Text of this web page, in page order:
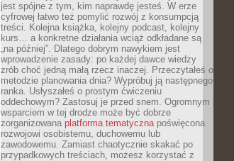
jest spójne z tym, kim naprawdę jesteś. W erze
cyfrowej łatwo też pomylić rozwój z konsumpcją
treści. Kolejna książka, kolejny podcast, kolejny
kurs… a konkretne działania wciąż odkładane są
„na później”. Dlatego dobrym nawykiem jest
wprowadzenie zasady: po każdej dawce wiedzy
zrób choć jedną małą rzecz inaczej. Przeczytałeś o
metodzie planowania dnia? Wypróbuj ją następnego
ranka. Usłyszałeś o prostym ćwiczeniu
oddechowym? Zastosuj je przed snem. Ogromnym
wsparciem w tej drodze może być dobrze
zorganizowana platforma tematycznapoświęcona
rozwojowi osobistemu, duchowemu lub
zawodowemu. Zamiast chaotycznie skakać po
przypadkowych treściach, możesz korzystać z